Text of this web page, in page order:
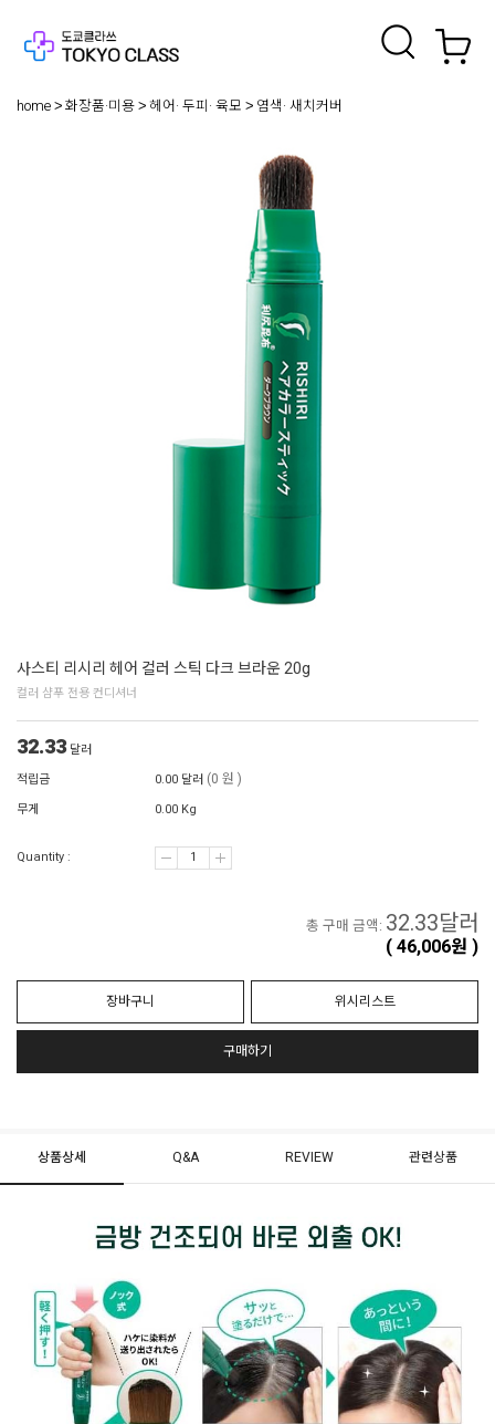
home 화장품·미용 헤어· 두피· 육모 염색· 새치커버
사스티 리시리 헤어 컬러 스틱 다크 브라운 20g
컬러 샴푸 전용 컨디셔너
32.33 달러
적립금
0.00 달러 (0 원 )
무게 0.00 Kg
Quantity :
총 구매 금액: 32.33달러
(46,006원 )
장바구니 위시리스트
구매하기
상품상세 Q&A REVIEW 관련상품